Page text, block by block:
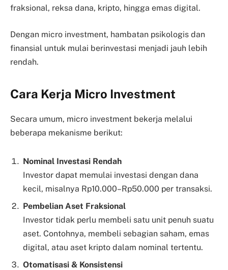
fraksional, reksa dana, kripto, hingga emas digital.
Dengan micro investment, hambatan psikologis dan
finansial untuk mulai berinvestasi menjadi jauh lebih
rendah.
Cara Kerja Micro Investment
Secara umum, micro investment bekerja melalui
beberapa mekanisme berikut:
Nominal Investasi Rendah
Investor dapat memulai investasi dengan dana
kecil, misalnya Rp10.000–Rp50.000 per transaksi.
Pembelian Aset Fraksional
Investor tidak perlu membeli satu unit penuh suatu
aset. Contohnya, membeli sebagian saham, emas
digital, atau aset kripto dalam nominal tertentu.
Otomatisasi & Konsistensi